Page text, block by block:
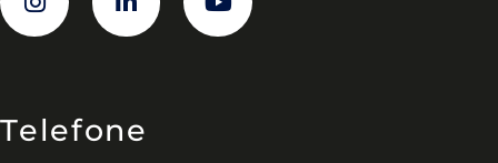
Telefone